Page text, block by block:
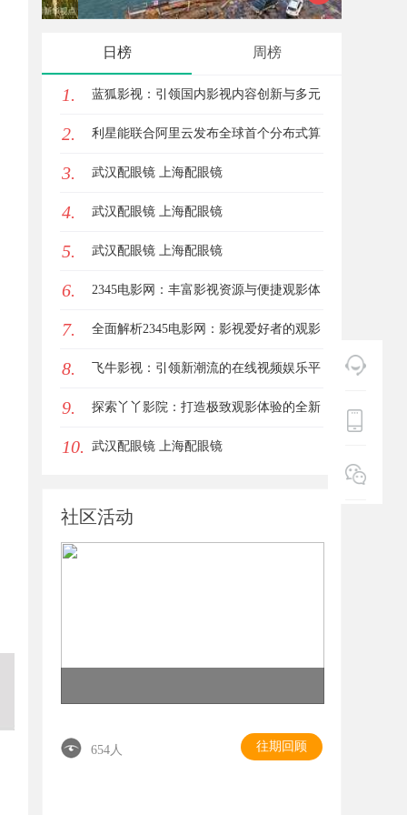
日榜 周榜
1. 蓝狐影视：引领国内影视内容创新与多元
化发展的先锋力量
2. 利星能联合阿里云发布全球首个分布式算
电协同解决方案
3. 武汉配眼镜 上海配眼镜
4. 武汉配眼镜 上海配眼镜
5. 武汉配眼镜 上海配眼镜
6. 2345电影网：丰富影视资源与便捷观影体
验的最佳选择
7. 全面解析2345电影网：影视爱好者的观影
首选平台详解
8. 飞牛影视：引领新潮流的在线视频娱乐平
台全面解析
9. 探索丫丫影院：打造极致观影体验的全新
影视平台
10. 武汉配眼镜 上海配眼镜
社区活动
654人 往期回顾